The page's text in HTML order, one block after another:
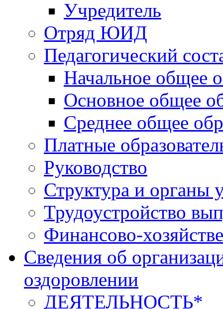
Учредитель
Отряд ЮИД
Педагогический
Начальное общее
Основное общее
Среднее общее
Платные
Руководство
Структура и органы
Трудоустройство
Финансово-
Сведения об
оздоровлении
ДЕЯТЕЛЬНОСТЬ*